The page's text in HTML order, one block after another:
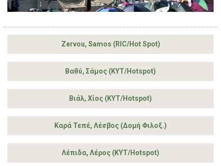
Zervou, Samos (RIC/Hot Spot)
Βαθύ, Σάμος (ΚΥΤ/Hotspot)
Βιάλ, Χίος (ΚΥΤ/Hotspot)
Καρά Τεπέ, Λέσβος (Δομή Φιλοξ.)
Λέπιδα, Λέρος (ΚΥΤ/Hotspot)